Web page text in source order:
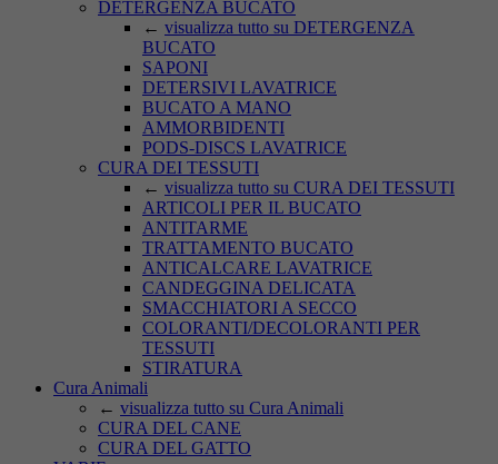
DETERGENZA BUCATO
← visualizza tutto su DETERGENZA
BUCATO
SAPONI
DETERSIVI LAVATRICE
BUCATO A MANO
AMMORBIDENTI
PODS-DISCS LAVATRICE
CURA DEI TESSUTI
← visualizza tutto su CURA DEI TESSUTI
ARTICOLI PER IL BUCATO
ANTITARME
TRATTAMENTO BUCATO
ANTICALCARE LAVATRICE
CANDEGGINA DELICATA
SMACCHIATORI A SECCO
COLORANTI/DECOLORANTI PER
TESSUTI
STIRATURA
Cura Animali
← visualizza tutto su Cura Animali
CURA DEL CANE
CURA DEL GATTO